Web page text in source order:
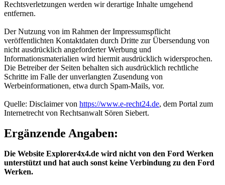
Rechtsverletzungen werden wir derartige Inhalte umgehend
entfernen.
Der Nutzung von im Rahmen der Impressumspflicht
veröffentlichten Kontaktdaten durch Dritte zur Übersendung von
nicht ausdrücklich angeforderter Werbung und
Informationsmaterialien wird hiermit ausdrücklich widersprochen.
Die Betreiber der Seiten behalten sich ausdrücklich rechtliche
Schritte im Falle der unverlangten Zusendung von
Werbeinformationen, etwa durch Spam-Mails, vor.
Quelle: Disclaimer von https://www.e-recht24.de, dem Portal zum
Internetrecht von Rechtsanwalt Sören Siebert.
Ergänzende Angaben:
Die Website Explorer4x4.de wird nicht von den Ford Werken
unterstützt und hat auch sonst keine Verbindung zu den Ford
Werken.